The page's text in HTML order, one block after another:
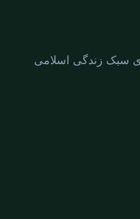
سبک زندگی اسلامی